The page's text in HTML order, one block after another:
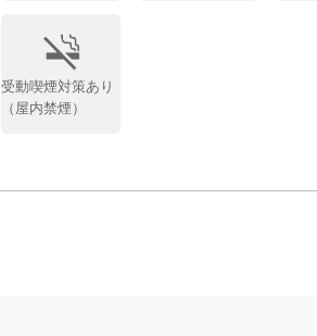
受動喫煙対策あり
（屋内禁煙）